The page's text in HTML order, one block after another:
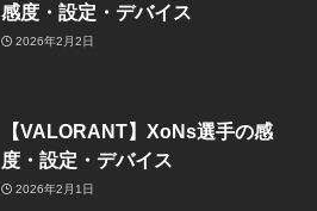
感度・設定・デバイス
2026年2月2日
【VALORANT】XoNs選手の感
度・設定・デバイス
2026年2月1日